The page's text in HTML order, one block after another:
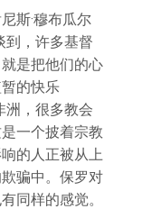
斯·穆布瓜尔
到，许多基督
是把他们的心
的快乐
洲，很多教会
一个披着宗教
的人正被从上
骗中。保罗对
同样的感觉。